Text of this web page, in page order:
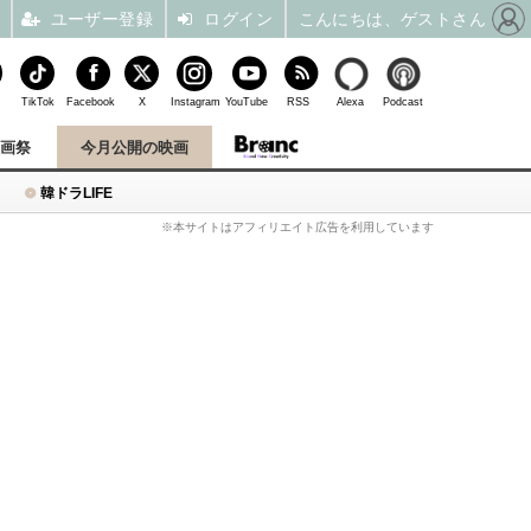
韓ドラLIFE
祭 今月公開の映画
※本サイトはアフィリエイト広告を利用しています
TikTok Facebook X Instagram YouTube RSS Alexa Podcast
ユーザー登録 ログイン こんにちは、ゲストさん